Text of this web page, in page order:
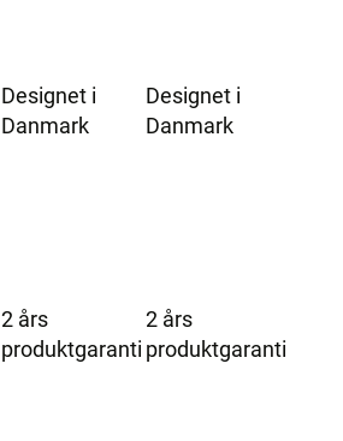
Designet i
Danmark
2 års
produktgaranti
Designet i
Danmark
2 års
produktgaranti